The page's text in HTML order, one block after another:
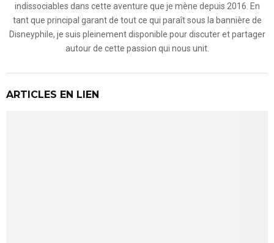
indissociables dans cette aventure que je mène depuis 2016. En
tant que principal garant de tout ce qui paraît sous la bannière de
Disneyphile, je suis pleinement disponible pour discuter et partager
autour de cette passion qui nous unit.
ARTICLES EN LIEN